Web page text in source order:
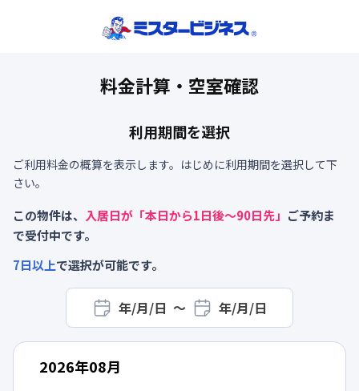
料金計算・空室確認
利用期間を選択
ご利用料金の概算を表示します。はじめに利用期間を選択して下
さい。
この物件は、 入居日が「本日から1日後～90日先」 ご予約ま
で受付中です。
7日以上で選択が可能です。
年/月/日 〜 年/月/日
2026年08月